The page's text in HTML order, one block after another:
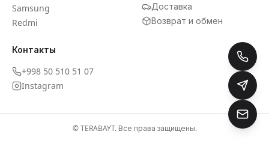
Samsung
Redmi
Доставка
Возврат и обмен
Контакты
+998 50 510 51 07
Instagram
© TERABAYT. Все права защищены.